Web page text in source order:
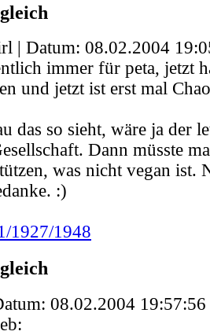
| Datum: 08.02.2004
immer für peta, jetzt
und jetzt ist erst mal
das so sieht, wäre ja der
Dann müsste
was nicht vegan ist.
:)
1927/1948
08.02.2004 19:57:56